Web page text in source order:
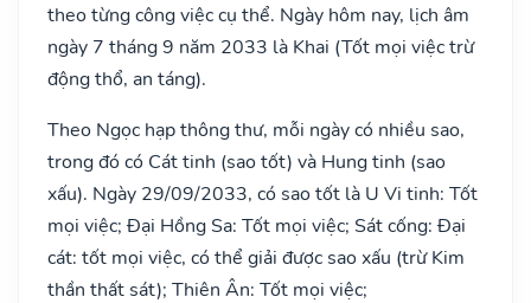
theo từng công việc cụ thể. Ngày hôm nay, lịch âm
ngày 7 tháng 9 năm 2033 là Khai (Tốt mọi việc trừ
động thổ, an táng).
Theo Ngọc hạp thông thư, mỗi ngày có nhiều sao,
trong đó có Cát tinh (sao tốt) và Hung tinh (sao
xấu). Ngày 29/09/2033, có sao tốt là U Vi tinh: Tốt
mọi việc; Đại Hồng Sa: Tốt mọi việc; Sát cống: Đại
cát: tốt mọi việc, có thể giải được sao xấu (trừ Kim
thần thất sát); Thiên Ân: Tốt mọi việc;